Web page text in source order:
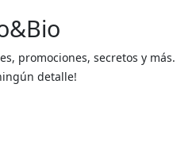
promociones, secretos y más.
detalle!